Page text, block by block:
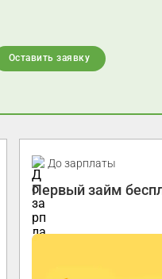
Оставить заявку
До зарплаты
Первый займ